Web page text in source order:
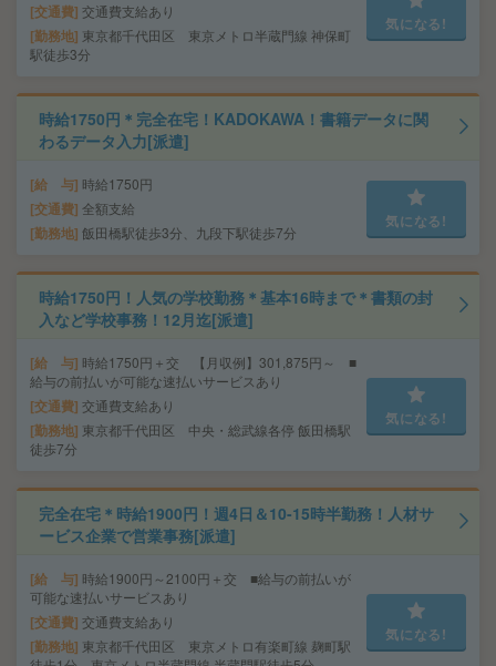
交通費 交通費支給あり
勤務地 東京都千代田区 東京メトロ半蔵門線 神保町
駅徒歩3分
気になる!
時給1750円＊完全在宅！KADOKAWA！書籍データに関
わるデータ入力[派遣]
給 与 時給1750円
交通費 全額支給
勤務地 飯田橋駅徒歩3分、九段下駅徒歩7分
気になる!
時給1750円！人気の学校勤務＊基本16時まで＊書類の封
入など学校事務！12月迄[派遣]
給 与 時給1750円＋交 【月収例】301,875円～ ■
給与の前払いが可能な速払いサービスあり
交通費 交通費支給あり
勤務地 東京都千代田区 中央・総武線各停 飯田橋駅
徒歩7分
気になる!
完全在宅＊時給1900円！週4日＆10-15時半勤務！人材サ
ービス企業で営業事務[派遣]
給 与 時給1900円～2100円＋交 ■給与の前払いが
可能な速払いサービスあり
交通費 交通費支給あり
勤務地 東京都千代田区 東京メトロ有楽町線 麹町駅
気になる!